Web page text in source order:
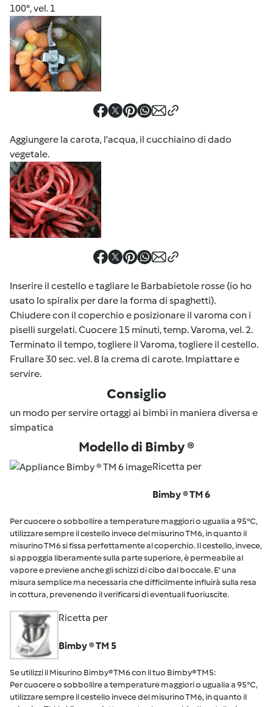
100°, vel. 1
Aggiungere la carota, l'acqua, il cucchiaino di dado
vegetale.
Inserire il cestello e tagliare le Barbabietole rosse (io ho
usato lo spiralix per dare la forma di spaghetti).
Chiudere con il coperchio e posizionare il varoma con i
piselli surgelati. Cuocere 15 minuti, temp. Varoma, vel. 2.
Terminato il tempo, togliere il Varoma, togliere il cestello.
Frullare 30 sec. vel. 8 la crema di carote. Impiattare e
servire.
Consiglio
un modo per servire ortaggi ai bimbi in maniera diversa e
simpatica
Modello di Bimby ®
Ricetta per
Bimby ® TM 6
Per cuocere o sobbollire a temperature maggiori o ugualia a 95°C,
utilizzare sempre il cestello invece del misurino TM6, in quanto il
misurino TM6 si fissa perfettamente al coperchio. Il cestello, invece,
si appoggia liberamente sulla parte superiore, è permeabile al
vapore e previene anche gli schizzi di cibo dal boccale. E' una
misura semplice ma necessaria che difficilmente influirà sulla resa
in cottura, prevenendo il verificarsi di eventuali fuoriuscite.
Ricetta per
Bimby ® TM 5
Se utilizzi il Misurino Bimby® TM6 con il tuo Bimby® TM5:
Per cuocere o sobbollire a temperature maggiori o ugualia a 95°C,
utilizzare sempre il cestello invece del misurino TM6, in quanto il